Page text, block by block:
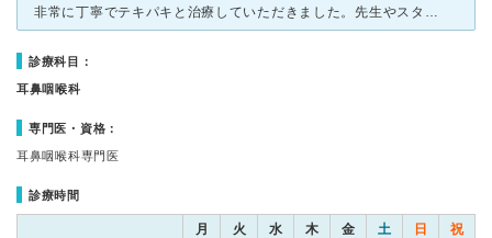
非常に丁寧でテキパキと治療していただきました。先生やスタッフさんからの説明も簡潔で分かりやすかったです。待ち時間はかかりますが、予約システムも使えるし、いざ診察室に入るとテキパキと始まるので、そこまで
診療科目：
耳鼻咽喉科
専門医・資格：
耳鼻咽喉科専門医
診療時間
月 火 水 木 金 土 日 祝